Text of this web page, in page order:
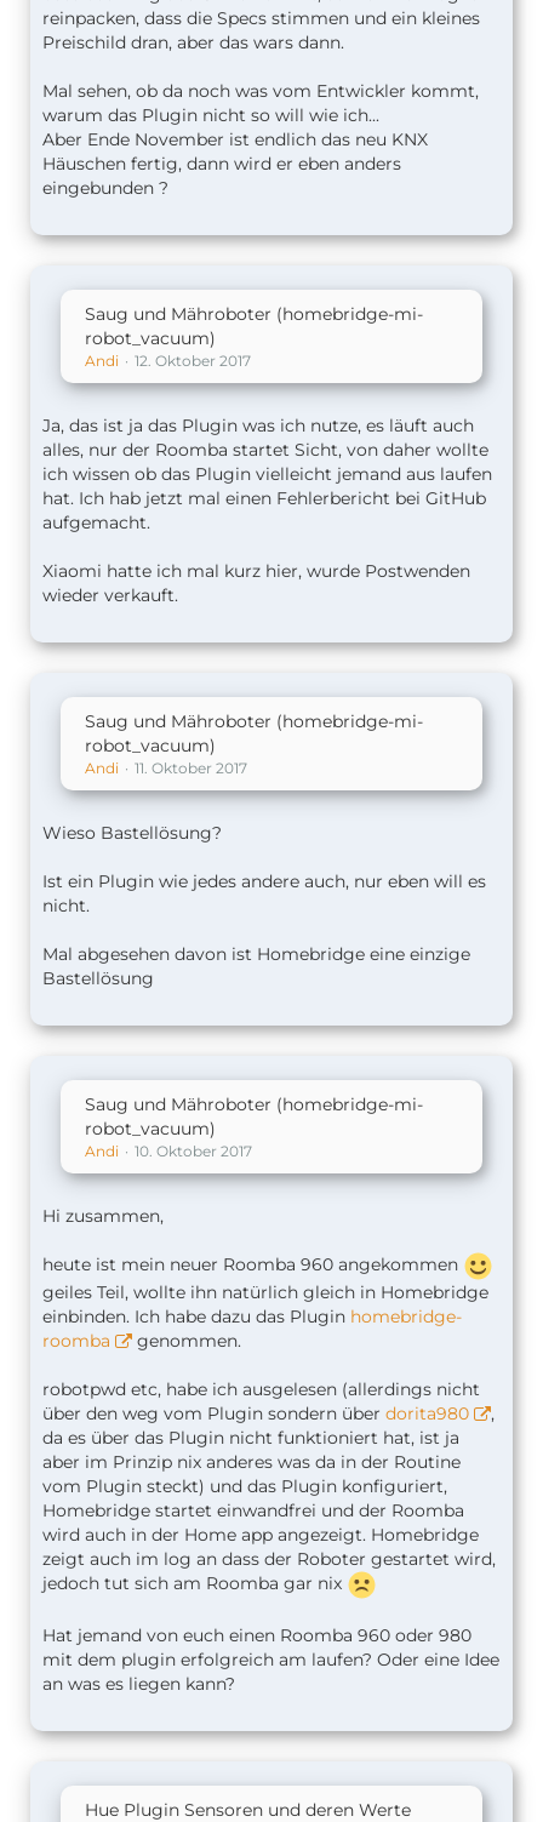
reinpacken, dass die Specs stimmen und ein kleines
Preischild dran, aber das wars dann.
Mal sehen, ob da noch was vom Entwickler kommt,
warum das Plugin nicht so will wie ich...
Aber Ende November ist endlich das neu KNX
Häuschen fertig, dann wird er eben anders
eingebunden ?
Saug und Mähroboter (homebridge-mi-
robot_vacuum)
Andi 12. Oktober 2017
Ja, das ist ja das Plugin was ich nutze, es läuft auch
alles, nur der Roomba startet Sicht, von daher wollte
ich wissen ob das Plugin vielleicht jemand aus laufen
hat. Ich hab jetzt mal einen Fehlerbericht bei GitHub
aufgemacht.
Xiaomi hatte ich mal kurz hier, wurde Postwenden
wieder verkauft.
Saug und Mähroboter (homebridge-mi-
robot_vacuum)
Andi 11. Oktober 2017
Wieso Bastellösung?
Ist ein Plugin wie jedes andere auch, nur eben will es
nicht.
Mal abgesehen davon ist Homebridge eine einzige
Bastellösung
Saug und Mähroboter (homebridge-mi-
robot_vacuum)
Andi 10. Oktober 2017
Hi zusammen,
heute ist mein neuer Roomba 960 angekommen
geiles Teil, wollte ihn natürlich gleich in Homebridge
einbinden. Ich habe dazu das Plugin homebridge-
roomba
genommen.
robotpwd etc, habe ich ausgelesen (allerdings nicht
über den weg vom Plugin sondern über dorita980
,
da es über das Plugin nicht funktioniert hat, ist ja
aber im Prinzip nix anderes was da in der Routine
vom Plugin steckt) und das Plugin konfiguriert,
Homebridge startet einwandfrei und der Roomba
wird auch in der Home app angezeigt. Homebridge
zeigt auch im log an dass der Roboter gestartet wird,
jedoch tut sich am Roomba gar nix
Hat jemand von euch einen Roomba 960 oder 980
mit dem plugin erfolgreich am laufen? Oder eine Idee
an was es liegen kann?
Hue Plugin Sensoren und deren Werte